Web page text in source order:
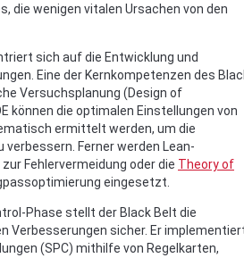
die wenigen vitalen Ursachen von den
sich auf die Entwicklung und
Eine der Kernkompetenzen des
Versuchsplanung (Design of
können die optimalen Einstellungen von
ermittelt werden, um die
Ferner werden Lean-
Fehlervermeidung oder die Theory of
eingesetzt.
Phase stellt der Black Belt die
Verbesserungen sicher. Er
(SPC) mithilfe von Regelkarten,